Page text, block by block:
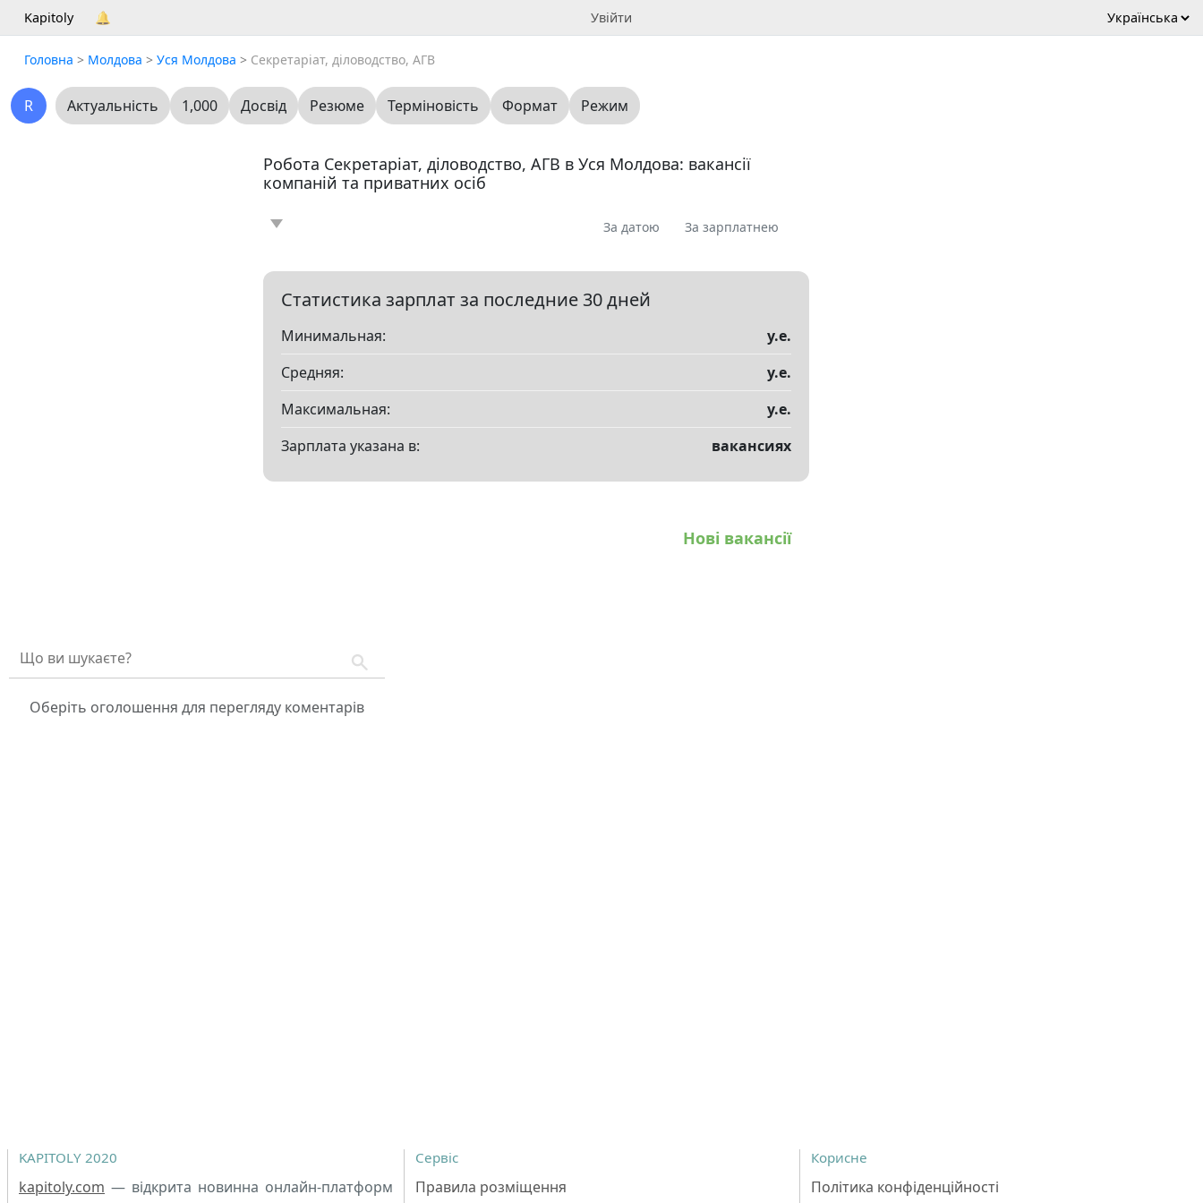
Kapitoly 🔔 Увійти
Головна > Молдова > Уся Молдова > Секретаріат, діловодство, АГВ
R Актуальність 1,000 Досвід Резюме Терміновість Формат Режим
Робота Секретаріат, діловодство, АГВ в Уся Молдова: вакансії
компаній та приватних осіб
Все
Показать все разделы
За датою За зарплатнею
Статистика зарплат за последние 30 дней
Минимальная:
у.е.
Средняя:
у.е.
Максимальная:
у.е.
Зарплата указана в:
вакансиях
Нові вакансії
Оберіть оголошення для перегляду коментарів
KAPITOLY 2020
kapitoly.com — відкрита новинна онлайн-платформ
Сервіс
Правила розміщення
Корисне
Політика конфіденційності